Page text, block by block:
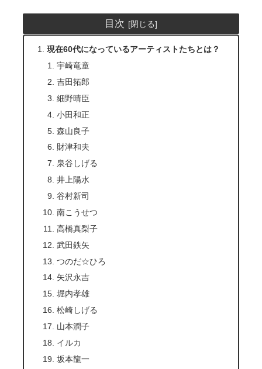
目次
現在60代になっているアーティストたちとは？
宇崎竜童
吉田拓郎
細野晴臣
小田和正
森山良子
財津和夫
泉谷しげる
井上陽水
谷村新司
南こうせつ
高橋真梨子
武田鉄矢
つのだ☆ひろ
矢沢永吉
堀内孝雄
松崎しげる
山本潤子
イルカ
坂本龍一